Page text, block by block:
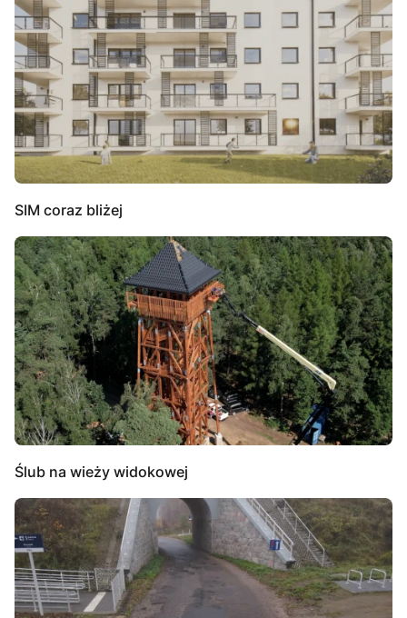
SIM coraz bliżej
Ślub na wieży widokowej